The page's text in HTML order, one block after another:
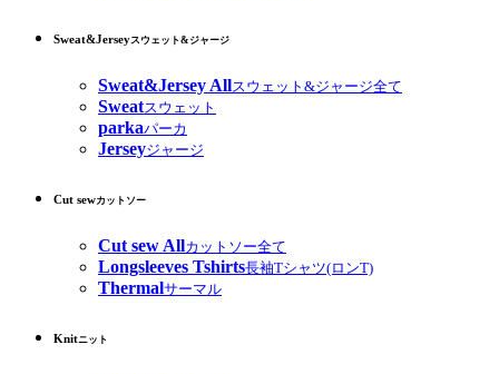
Sweat&Jerseyスウェット&ジャージ
Sweat&Jersey Allスウェット&ジャージ全て
Sweatスウェット
parkaパーカ
Jerseyジャージ
Cut sewカットソー
Cut sew Allカットソー全て
Longsleeves Tshirts長袖Tシャツ(ロンT)
Thermalサーマル
Knitニット